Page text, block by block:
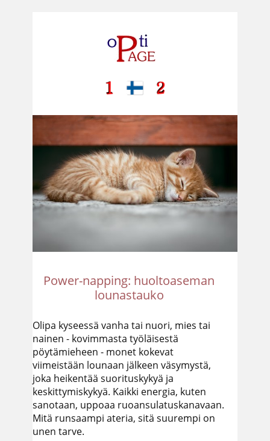
Power-napping: huoltoaseman
lounastauko
Olipa kyseessä vanha tai nuori, mies tai
nainen - kovimmasta työläisestä
pöytämieheen - monet kokevat
viimeistään lounaan jälkeen väsymystä,
joka heikentää suorituskykyä ja
keskittymiskykyä. Kaikki energia, kuten
sanotaan, uppoaa ruoansulatuskanavaan.
Mitä runsaampi ateria, sitä suurempi on
unen tarve.